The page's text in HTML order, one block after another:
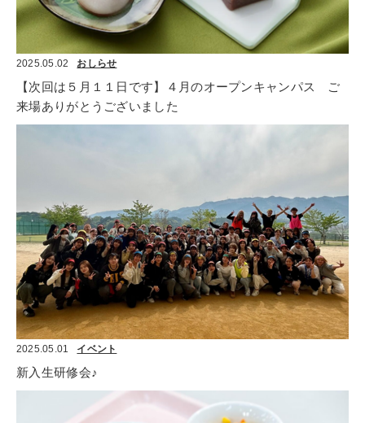
2025.05.02 おしらせ
【次回は５月１１日です】４月のオープンキャンパス　ご
来場ありがとうございました
2025.05.01 イベント
新入生研修会♪